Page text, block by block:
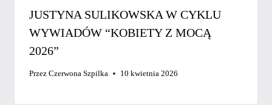
JUSTYNA SULIKOWSKA W CYKLU
WYWIADÓW “KOBIETY Z MOCĄ
2026”
Przez Czerwona Szpilka 10 kwietnia 2026